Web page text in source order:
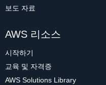
보도 자료
AWS 리소스
시작하기
교육 및 자격증
AWS Solutions Library